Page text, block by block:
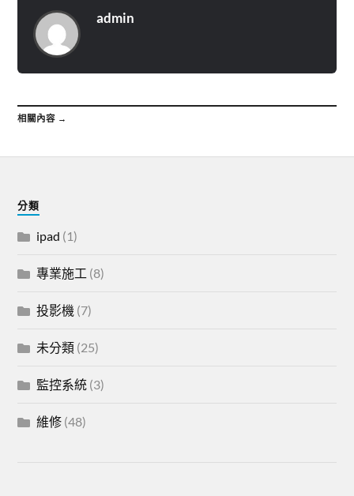
admin
相關內容 →
分類
ipad (1)
專業施工 (8)
投影機 (7)
未分類 (25)
監控系統 (3)
維修 (48)